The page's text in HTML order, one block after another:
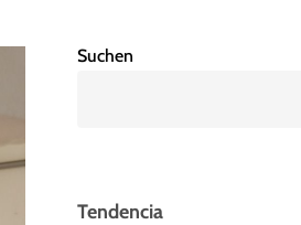
Suchen
Tendencia